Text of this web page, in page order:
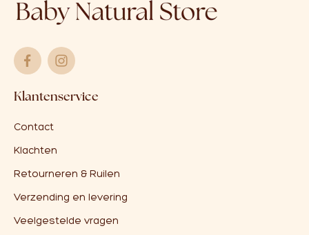
Klantenservice
Contact
Klachten
Retourneren & Ruilen
Verzending en levering
Veelgestelde vragen